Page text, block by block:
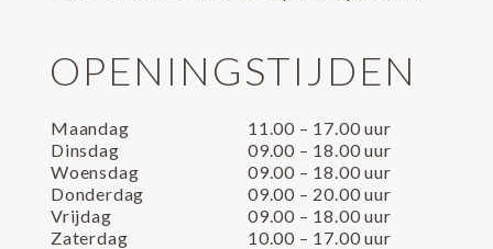
OPENINGSTIJDEN
Maandag
11.00 – 17.00 uur
Dinsdag
09.00 – 18.00 uur
Woensdag
09.00 – 18.00 uur
Donderdag
09.00 – 20.00 uur
Vrijdag
09.00 – 18.00 uur
Zaterdag
10.00 – 17.00 uur